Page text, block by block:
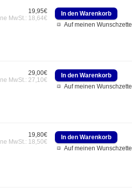
Auf meinen Wunschzettel
19,95€
MwSt.: 18,64€
Auf meinen Wunschzettel
29,00€
MwSt.: 27,10€
Auf meinen Wunschzettel
19,80€
MwSt.: 18,50€